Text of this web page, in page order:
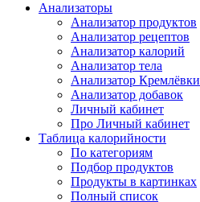
Анализаторы
Анализатор продуктов
Анализатор рецептов
Анализатор калорий
Анализатор тела
Анализатор Кремлёвки
Анализатор добавок
Личный кабинет
Про Личный кабинет
Таблица калорийности
По категориям
Подбор продуктов
Продукты в картинках
Полный список